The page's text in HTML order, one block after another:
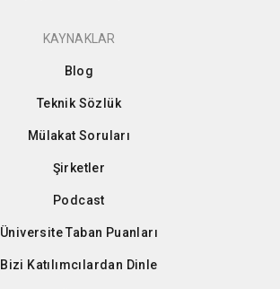
KAYNAKLAR
Blog
Teknik Sözlük
Mülakat Soruları
Şirketler
Podcast
Üniversite Taban Puanları
Bizi Katılımcılardan Dinle